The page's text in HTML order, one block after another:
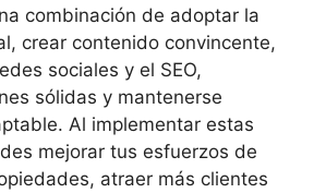
combinación de adoptar la
crear contenido convincente,
sociales y el SEO,
sólidas y mantenerse
Al implementar estas
mejorar tus esfuerzos de
atraer más clientes